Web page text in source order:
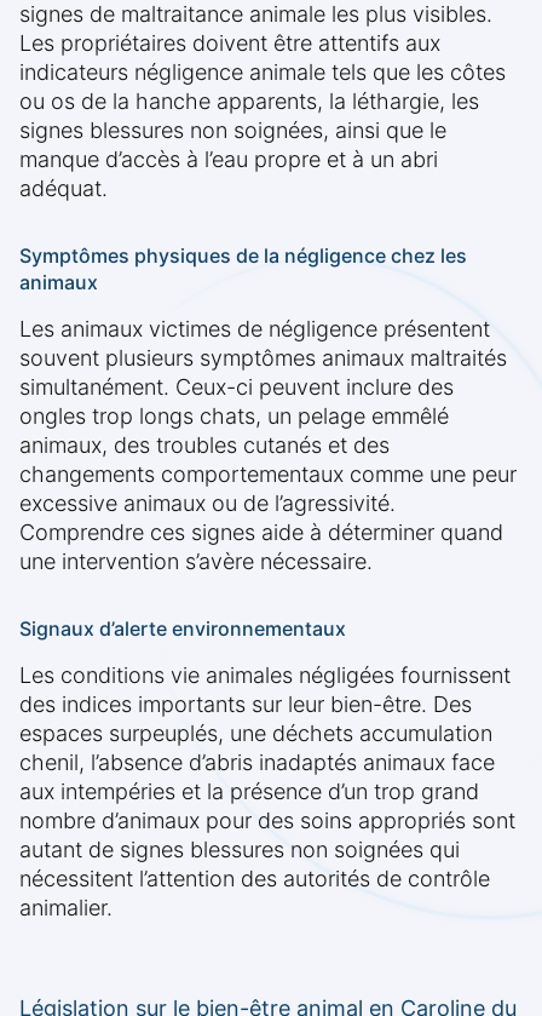
signes de maltraitance animale les plus visibles.
Les propriétaires doivent être attentifs aux
indicateurs négligence animale tels que les côtes
ou os de la hanche apparents, la léthargie, les
signes blessures non soignées, ainsi que le
manque d’accès à l’eau propre et à un abri
adéquat.
Symptômes physiques de la négligence chez les
animaux
Les animaux victimes de négligence présentent
souvent plusieurs symptômes animaux maltraités
simultanément. Ceux-ci peuvent inclure des
ongles trop longs chats, un pelage emmêlé
animaux, des troubles cutanés et des
changements comportementaux comme une peur
excessive animaux ou de l’agressivité.
Comprendre ces signes aide à déterminer quand
une intervention s’avère nécessaire.
Signaux d’alerte environnementaux
Les conditions vie animales négligées fournissent
des indices importants sur leur bien-être. Des
espaces surpeuplés, une déchets accumulation
chenil, l’absence d’abris inadaptés animaux face
aux intempéries et la présence d’un trop grand
nombre d’animaux pour des soins appropriés sont
autant de signes blessures non soignées qui
nécessitent l’attention des autorités de contrôle
animalier.
Législation sur le bien-être animal en Caroline du